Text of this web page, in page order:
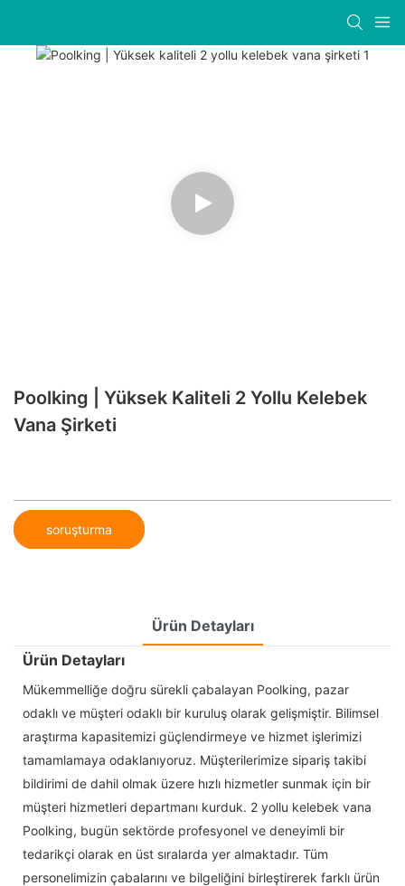
Poolking | Yüksek Kaliteli 2 Yollu Kelebek
Vana Şirketi
soruşturma
Ürün Detayları
Ürün Detayları
Mükemmelliğe doğru sürekli çabalayan Poolking, pazar
odaklı ve müşteri odaklı bir kuruluş olarak gelişmiştir. Bilimsel
araştırma kapasitemizi güçlendirmeye ve hizmet işlerimizi
tamamlamaya odaklanıyoruz. Müşterilerimize sipariş takibi
bildirimi de dahil olmak üzere hızlı hizmetler sunmak için bir
müşteri hizmetleri departmanı kurduk. 2 yollu kelebek vana
Poolking, bugün sektörde profesyonel ve deneyimli bir
tedarikçi olarak en üst sıralarda yer almaktadır. Tüm
personelimizin çabalarını ve bilgeliğini birleştirerek farklı ürün